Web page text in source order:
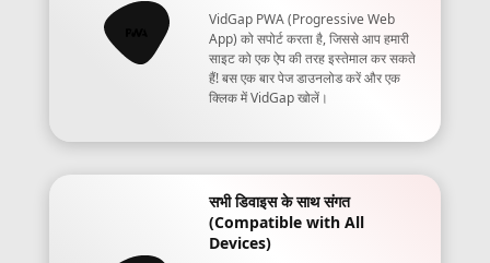
VidGap PWA (Progressive Web
App) को सपोर्ट करता है, जिससे आप हमारी
साइट को एक ऐप की तरह इस्तेमाल कर सकते
हैं! बस एक बार पेज डाउनलोड करें और एक
क्लिक में VidGap खोलें।
सभी डिवाइस के साथ संगत
(Compatible with All
Devices)